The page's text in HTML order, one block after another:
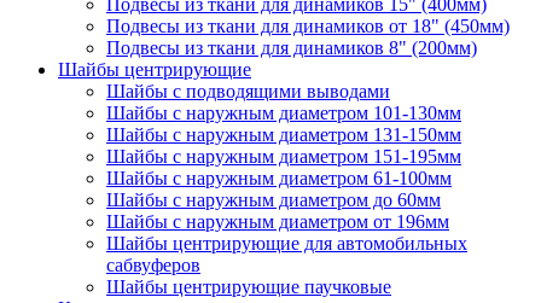
Подвесы из ткани для динамиков 15" (400мм)
Подвесы из ткани для динамиков от 18" (450мм)
Подвесы из ткани для динамиков 8" (200мм)
Шайбы центрирующие
Шайбы с подводящими выводами
Шайбы с наружным диаметром 101-130мм
Шайбы с наружным диаметром 131-150мм
Шайбы с наружным диаметром 151-195мм
Шайбы с наружным диаметром 61-100мм
Шайбы с наружным диаметром до 60мм
Шайбы с наружным диаметром от 196мм
Шайбы центрирующие для автомобильных
сабвуферов
Шайбы центрирующие паучковые